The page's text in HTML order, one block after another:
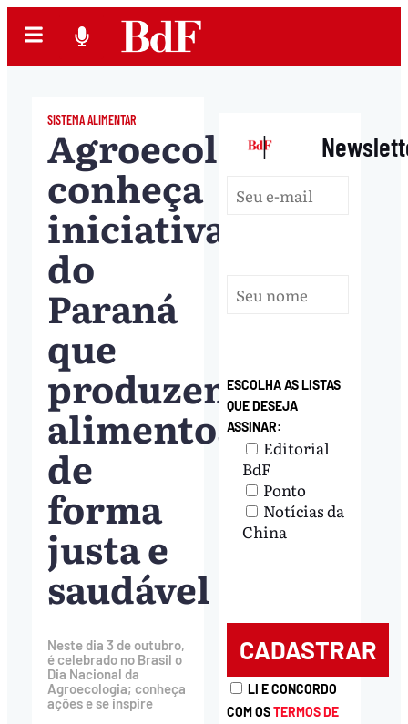
SISTEMA ALIMENTAR
Agroecologia:
conheça
iniciativas
do
Paraná
que
produzem
alimentos
de
forma
justa e
saudável
Neste dia 3 de outubro,
é celebrado no Brasil o
Dia Nacional da
Agroecologia; conheça
ações e se inspire
|
ESCOLHA AS LISTAS
QUE DESEJA
ASSINAR:
Editorial
BdF
Ponto
Notícias da
China
LI E CONCORDO
COM OSTERMOS DE